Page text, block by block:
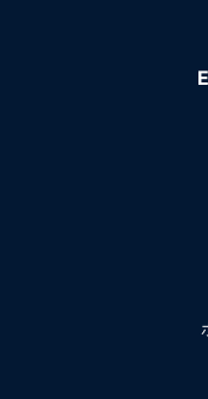
ク、多言語サービス